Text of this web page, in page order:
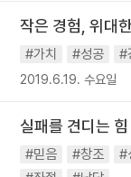
작은 경험, 위대
#가치 #성공 #
2019.6.19. 수요일
실패를 견디는 힘
#믿음 #창조 #